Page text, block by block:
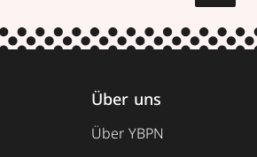
Über uns
Über YBPN